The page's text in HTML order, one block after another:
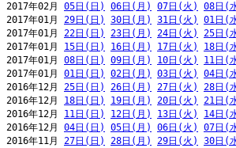
2017年02月 05日(日) 06日(月) 07日(火) 08日(
2017年01月 29日(日) 30日(月) 31日(火) 01日(
2017年01月 22日(日) 23日(月) 24日(火) 25日(
2017年01月 15日(日) 16日(月) 17日(火) 18日(
2017年01月 08日(日) 09日(月) 10日(火) 11日(
2017年01月 01日(日) 02日(月) 03日(火) 04日(
2016年12月 25日(日) 26日(月) 27日(火) 28日(
2016年12月 18日(日) 19日(月) 20日(火) 21日(
2016年12月 11日(日) 12日(月) 13日(火) 14日(
2016年12月 04日(日) 05日(月) 06日(火) 07日(
2016年11月 27日(日) 28日(月) 29日(火) 30日(